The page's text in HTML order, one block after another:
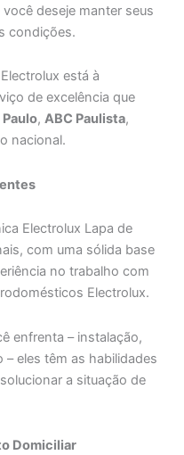
deseje manter seus
condições.
está à
de excelência que
Paulo,ABC Paulista,
nacional.
Electrolux Lapa de
com uma sólida base
no trabalho com
Electrolux.
enfrenta – instalação,
eles têm as habilidades
a situação de
Domiciliar